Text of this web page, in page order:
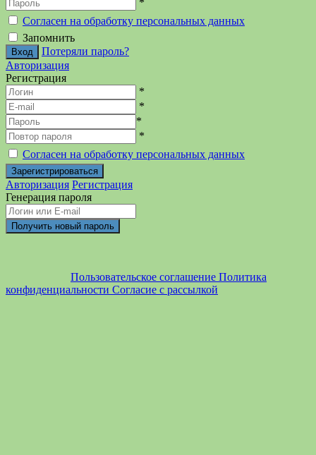
Согласен на обработку персональных данных
Запомнить
Потеряли пароль?
Авторизация
Регистрация
*
*
*
*
Согласен на обработку персональных данных
Авторизация Регистрация
Генерация пароля
Пользовательское соглашение Политика
конфиденциальности Согласие с рассылкой